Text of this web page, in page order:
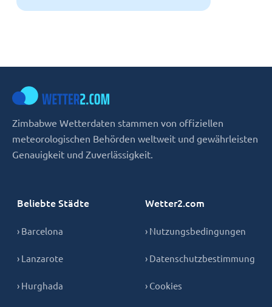
Zimbabwe Wetterdaten stammen von offiziellen
meteorologischen Behörden weltweit und gewährleisten
Genauigkeit und Zuverlässigkeit.
Beliebte Städte
› Barcelona
› Lanzarote
› Hurghada
Wetter2.com
› Nutzungsbedingungen
› Datenschutzbestimmung
› Cookies